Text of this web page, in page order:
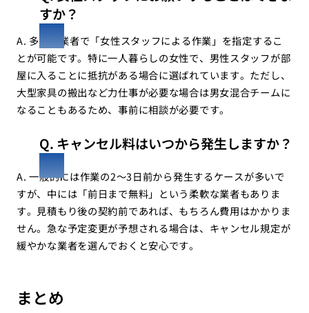
すか？
A. 多くの業者で「女性スタッフによる作業」を指定するこ
とが可能です。特に一人暮らしの女性で、男性スタッフが部
屋に入ることに抵抗がある場合に選ばれています。ただし、
大型家具の搬出など力仕事が必要な場合は男女混合チームに
なることもあるため、事前に相談が必要です。
Q. キャンセル料はいつから発生しますか？
A. 一般的には作業の2〜3日前から発生するケースが多いで
すが、中には「前日まで無料」という柔軟な業者もありま
す。見積もり後の契約前であれば、もちろん費用はかかりま
せん。急な予定変更が予想される場合は、キャンセル規定が
緩やかな業者を選んでおくと安心です。
まとめ